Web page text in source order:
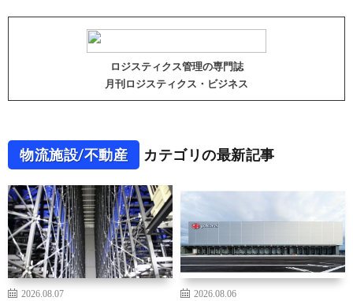
ロジスティクス管理の専門誌
月刊ロジスティクス・ビジネス
物流施設/不動産 カテゴリの最新記事
2026.08.07
2026.08.06